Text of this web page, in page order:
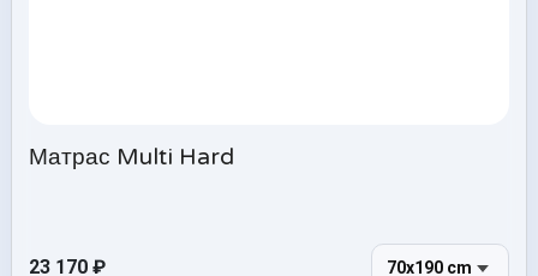
Матрас Multi Hard
23 170 ₽ 70x190 cm